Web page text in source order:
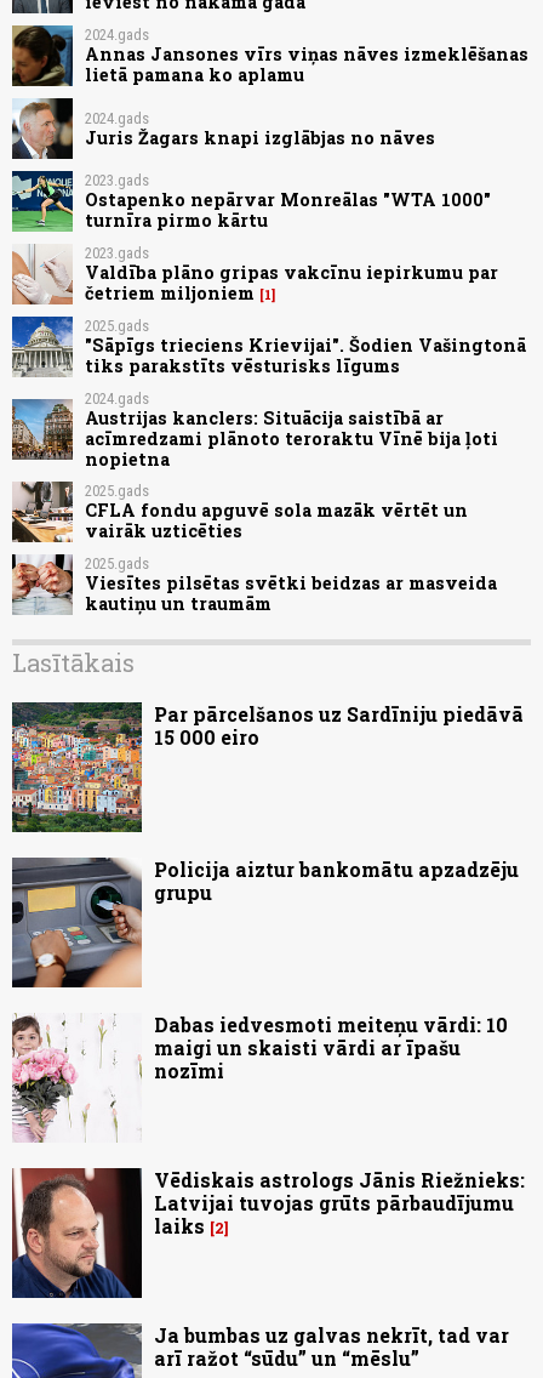
2024.gads
Annas Jansones vīrs viņas nāves izmeklēšanas
lietā pamana ko aplamu
2024.gads
Juris Žagars knapi izglābjas no nāves
2023.gads
Ostapenko nepārvar Monreālas "WTA 1000"
turnīra pirmo kārtu
2023.gads
Valdība plāno gripas vakcīnu iepirkumu par
četriem miljoniem
1
2025.gads
"Sāpīgs trieciens Krievijai". Šodien Vašingtonā
tiks parakstīts vēsturisks līgums
2024.gads
Austrijas kanclers: Situācija saistībā ar
acīmredzami plānoto teroraktu Vīnē bija ļoti
nopietna
2025.gads
CFLA fondu apguvē sola mazāk vērtēt un
vairāk uzticēties
2025.gads
Viesītes pilsētas svētki beidzas ar masveida
kautiņu un traumām
Lasītākais
Par pārcelšanos uz Sardīniju piedāvā
15 000 eiro
Policija aiztur bankomātu apzadzēju
grupu
Dabas iedvesmoti meiteņu vārdi: 10
maigi un skaisti vārdi ar īpašu
nozīmi
Vēdiskais astrologs Jānis Riežnieks:
Latvijai tuvojas grūts pārbaudījumu
laiks
2
Ja bumbas uz galvas nekrīt, tad var
arī ražot “sūdu” un “mēslu”